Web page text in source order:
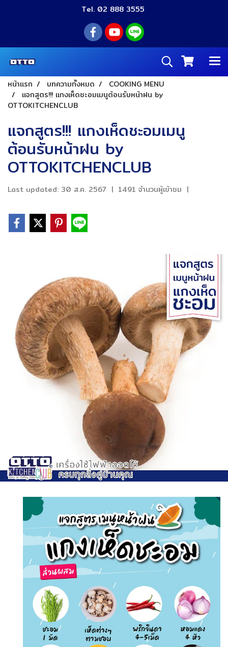
Tel. 02 888 3555
หน้าแรก บทความทั้งหมด
COOKING MENU
แจกสูตร!!! แกงเห็ดชะอมเมนูต้อนรับหน้าฝน by
OTTOKITCHENCLUB
แจกสูตร!!! แกงเห็ดชะอมเมนู
ต้อนรับหน้าฝน by
OTTOKITCHENCLUB
Last updated: 30 ส.ค. 2567 | 1491 จำนวนผู้เข้าชม |